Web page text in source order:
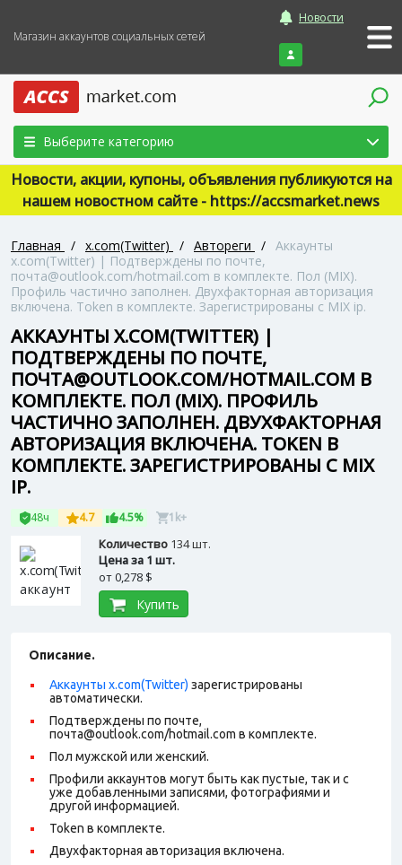
Магазин аккаунтов социальных сетей
Новости
Войти
Выберите категорию
Новости, акции, купоны, объявления публикуются на
нашем новостном сайте - https://accsmarket.news
Главная / x.com(Twitter) / Автореги / Аккаунты
x.com(Twitter) | Подтверждены по почте,
почта@outlook.com/hotmail.com в комплекте. Пол (MIX).
Профиль частично заполнен. Двухфакторная авторизация
включена. Token в комплекте. Зарегистрированы с MIX ip.
АККАУНТЫ X.COM(TWITTER) |
ПОДТВЕРЖДЕНЫ ПО ПОЧТЕ,
ПОЧТА@OUTLOOK.COM/HOTMAIL.COM В
КОМПЛЕКТЕ. ПОЛ (MIX). ПРОФИЛЬ
ЧАСТИЧНО ЗАПОЛНЕН. ДВУХФАКТОРНАЯ
АВТОРИЗАЦИЯ ВКЛЮЧЕНА. TOKEN В
КОМПЛЕКТЕ. ЗАРЕГИСТРИРОВАНЫ С MIX
IP.
48ч 4.7 4.5% 1k+
Количество 134 шт.
Цена за 1 шт.
от0,278 $
Купить
Описание.
Аккаунты x.com(Twitter) зарегистрированы
автоматически.
Подтверждены по почте,
почта@outlook.com/hotmail.com в комплекте.
Пол мужской или женский.
Профили аккаунтов могут быть как пустые, так и с
уже добавленными записями, фотографиями и
другой информацией.
Token в комплекте.
Двухфакторная авторизация включена.